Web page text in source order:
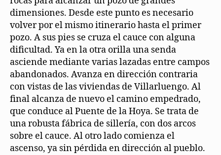
dimensiones. Desde este punto es necesario
volver por el mismo itinerario hasta el primer
pozo. A sus pies se cruza el cauce con alguna
dificultad. Ya en la otra orilla una senda
asciende mediante varias lazadas entre campos
abandonados. Avanza en dirección contraria
con vistas de las viviendas de Villarluengo. Al
final alcanza de nuevo el camino empedrado,
que conduce al Puente de la Hoya. Se trata de
una robusta fábrica de sillería, con dos arcos
sobre el cauce. Al otro lado comienza el
ascenso, ya sin pérdida en dirección al pueblo.